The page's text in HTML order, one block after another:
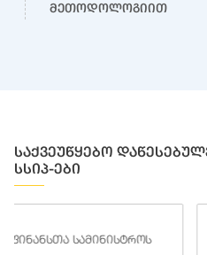
მეთოდოლოგიით
საქვეუწყებო
სსიპ-ები
საქართველოს ფინანსთა